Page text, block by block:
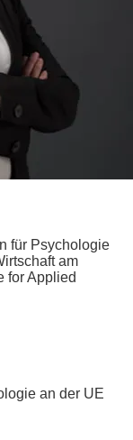
für Psychologie
am
for Applied
an der UE